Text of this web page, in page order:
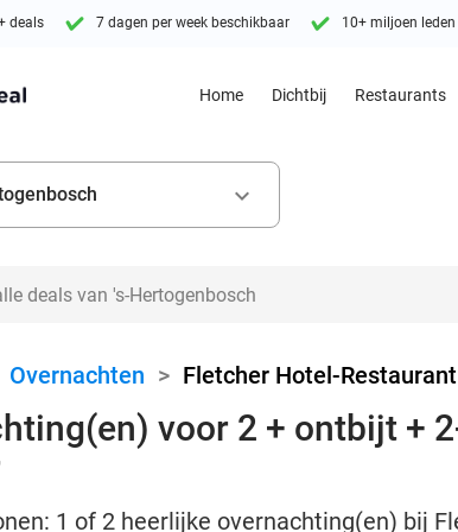
deals 7 dagen per week beschikbaar 10+ miljoen leden
Home Dichtbij Restaurants
keyboard_arrow_down
Overnachten > Fletcher Hotel-
voor 2 + ontbijt +
1 of 2 heerlijke overnachting(en) bij